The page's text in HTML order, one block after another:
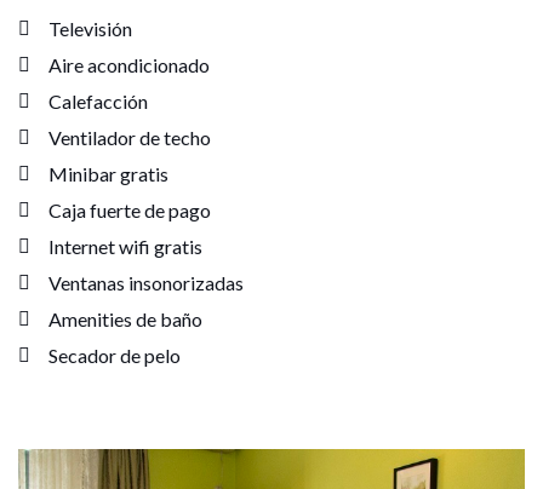
Televisión
Aire acondicionado
Calefacción
Ventilador de techo
Minibar gratis
Caja fuerte de pago
Internet wifi gratis
Ventanas insonorizadas
Amenities de baño
Secador de pelo